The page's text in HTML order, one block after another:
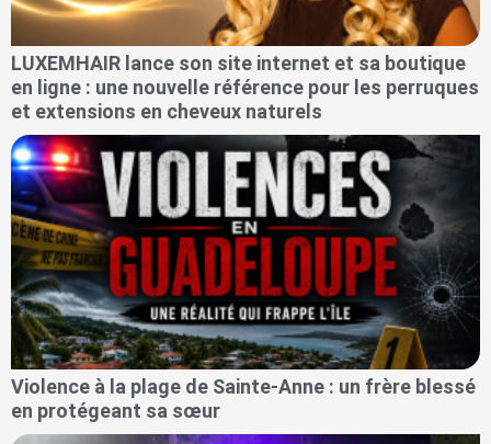
LUXEMHAIR lance son site internet et sa boutique
en ligne : une nouvelle référence pour les perruques
et extensions en cheveux naturels
Violence à la plage de Sainte-Anne : un frère blessé
en protégeant sa sœur